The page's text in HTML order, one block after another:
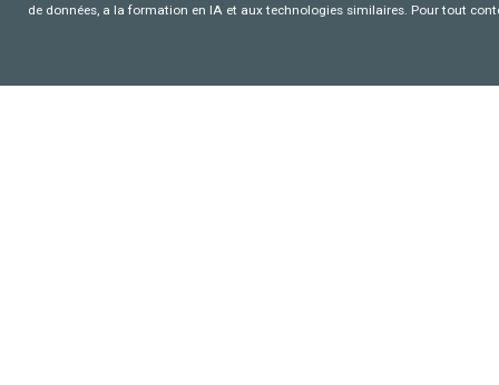
de données, a la formation en IA et aux technologies similaires. Pour tout